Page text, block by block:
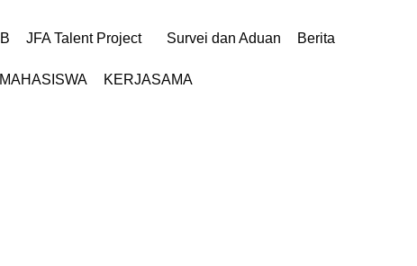
JFA Talent Project Survei dan Aduan Berita
KERJASAMA